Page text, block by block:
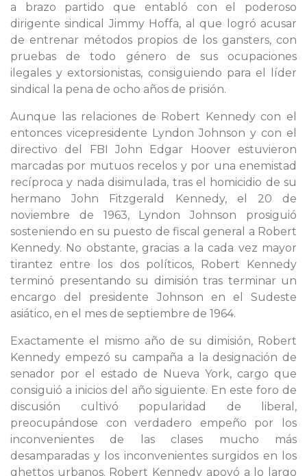
a brazo partido que entabló con el poderoso
dirigente sindical Jimmy Hoffa, al que logró acusar
de entrenar métodos propios de los gansters, con
pruebas de todo género de sus ocupaciones
ilegales y extorsionistas, consiguiendo para el líder
sindical la pena de ocho años de prisión.
Aunque las relaciones de Robert Kennedy con el
entonces vicepresidente Lyndon Johnson y con el
directivo del FBI John Edgar Hoover estuvieron
marcadas por mutuos recelos y por una enemistad
recíproca y nada disimulada, tras el homicidio de su
hermano John Fitzgerald Kennedy, el 20 de
noviembre de 1963, Lyndon Johnson prosiguió
sosteniendo en su puesto de fiscal general a Robert
Kennedy. No obstante, gracias a la cada vez mayor
tirantez entre los dos políticos, Robert Kennedy
terminó presentando su dimisión tras terminar un
encargo del presidente Johnson en el Sudeste
asiático, en el mes de septiembre de 1964.
Exactamente el mismo año de su dimisión, Robert
Kennedy empezó su campaña a la designación de
senador por el estado de Nueva York, cargo que
consiguió a inicios del año siguiente. En este foro de
discusión cultivó popularidad de liberal,
preocupándose con verdadero empeño por los
inconvenientes de las clases mucho más
desamparadas y los inconvenientes surgidos en los
ghettos urbanos. Robert Kennedy apoyó a lo largo